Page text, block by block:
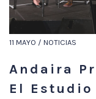
11 MAYO / NOTICIAS
Andaira
El Estudio